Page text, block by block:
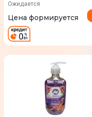
Ожидается
Цена формируется